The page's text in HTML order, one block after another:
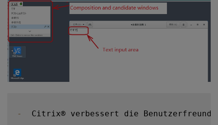
-
Citrix® verbessert die